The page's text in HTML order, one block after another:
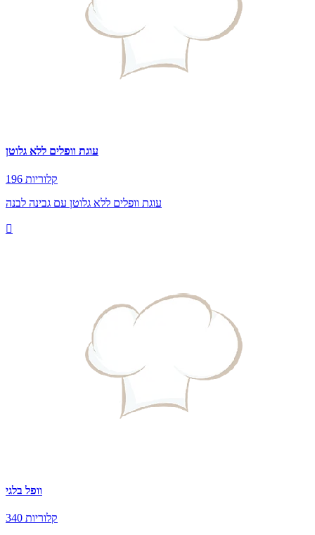
עוגת וופלים ללא גלוטן
196 קלוריות
עוגת וופלים ללא גלוטן עם גבינה לבנה

וופל בלגי
340 קלוריות